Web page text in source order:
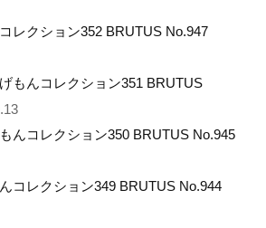
レクション352 BRUTUS No.947
もんコレクション351 BRUTUS
んコレクション350 BRUTUS No.945
コレクション349 BRUTUS No.944